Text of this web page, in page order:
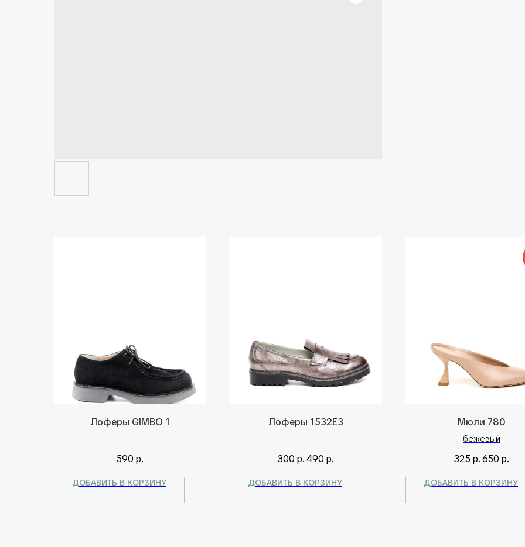
Лоферы GIMBO 1
590 р.
ДОБАВИТЬ В КОРЗИНУ
Лоферы 1532E3
300 р.490р.
ДОБАВИТЬ В КОРЗИНУ
Мюли 780
бежевый
325 р.650р.
ДОБАВИТЬ В КОРЗИНУ